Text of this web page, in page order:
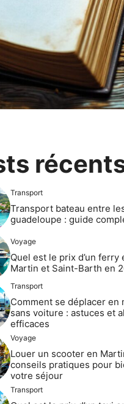
Transport
Transport bateau entre
guadeloupe : guide
Voyage
Quel est le prix d’un ferry
Martin et Saint-Barth en
Transport
Comment se déplacer en
sans voiture : astuces et
efficaces
Voyage
Louer un scooter en
conseils pratiques pour
votre séjour
Transport